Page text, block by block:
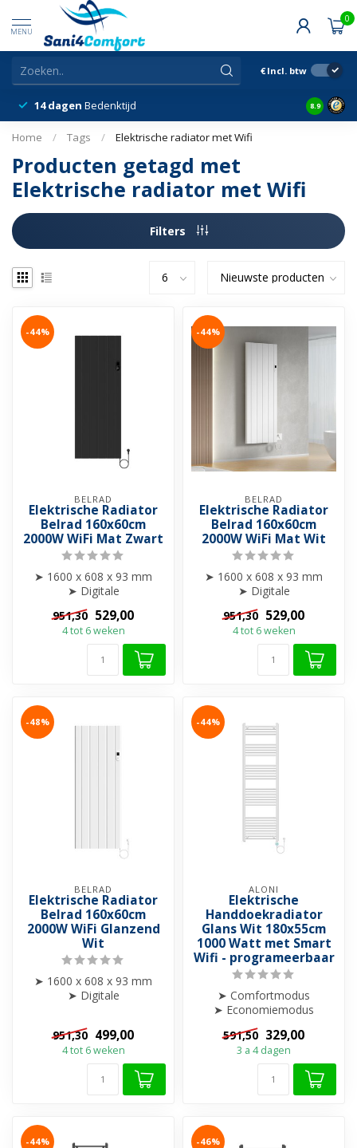
MENU
0
€ Incl. btw
14 dagen Bedenktijd Snelle
8.9
Home / Tags / Elektrische radiator met Wifi
Producten getagd met
Elektrische radiator met Wifi
Filters
-44%
BELRAD
Elektrische Radiator
Belrad 160x60cm
2000W WiFi Mat Zwart
➤ 1600 x 608 x 93 mm
➤ Digitale
programmeerbaar
➤ Smart WiFi bediening via
sma...
951,30 529,00
4 tot 6 weken
-44%
BELRAD
Elektrische Radiator
Belrad 160x60cm
2000W WiFi Mat Wit
➤ 1600 x 608 x 93 mm
➤ Digitale
programmeerbaar
➤ Smart WiFi bediening via
sma...
951,30 529,00
4 tot 6 weken
-48%
BELRAD
Elektrische Radiator
Belrad 160x60cm
2000W WiFi Glanzend
Wit
➤ 1600 x 608 x 93 mm
➤ Digitale
➤ Smart WiFi bediening via
sma...
951,30 499,00
4 tot 6 weken
-44%
ALONI
Elektrische
Handdoekradiator
Glans Wit 180x55cm
1000 Watt met Smart
Wifi - programeerbaar
➤ Comfortmodus
➤ Economiemodus
➤ Weekprogramma
➤ Boostfunctie
➤ Open-raamdet...
591,50 329,00
3 a 4 dagen
-44% -46%